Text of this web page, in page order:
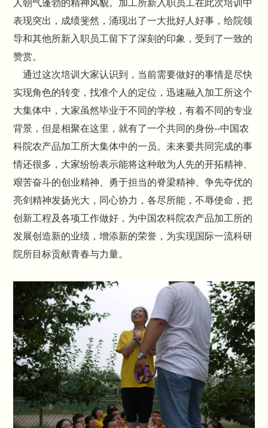
人朝气蓬勃的精神风貌。加工所新入职员工在此次培训中
表现突出，成绩斐然，涌现出了一大批好人好事，给院领
导和其他所新入职员工留下了深刻的印象，受到了一致的
赞赏。
通过这次培训大家认识到，当前需要做好的事情是尽快
实现角色的转变，找准个人的定位，迅速融入加工所这个
大集体中，大家虽然毕业于不同的学校，有着不同的专业
背景，但是相聚在这里，就有了一个共同的身份--中国农
科院农产品加工所大集体中的一员。未来要共同完成的事
情还很多，大家纷纷表示能将这种敢为人先的开拓精神、
艰苦奋斗的创业精神、勇于担当的脊梁精神、争先夺优的
亮剑精神发扬光大，同心协力，各尽所能，不辱使命，把
创新工程及各项工作做好，为中国农科院农产品加工所的
发展创造新的业绩，增添新的荣誉，为实现国际一流科研
院所目标贡献青春与力量。